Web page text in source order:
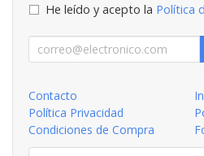
He leído y acepto la Política
Contacto
Política Privacidad
Condiciones de Compra